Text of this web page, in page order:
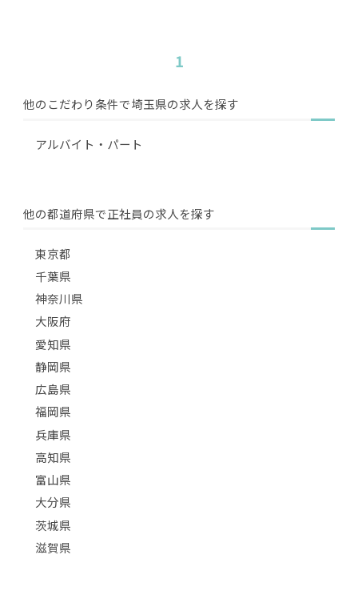
1
他のこだわり条件で埼玉県の求人を探す
アルバイト・パート
他の都道府県で正社員の求人を探す
東京都
千葉県
神奈川県
大阪府
愛知県
静岡県
広島県
福岡県
兵庫県
高知県
富山県
大分県
茨城県
滋賀県